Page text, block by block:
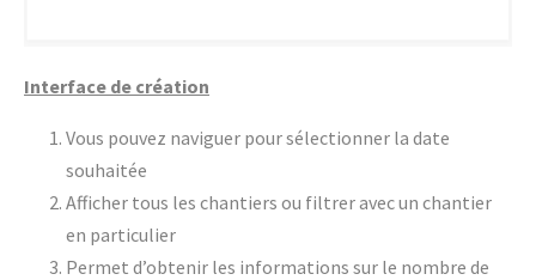
Interface de création
Vous pouvez naviguer pour sélectionner la date
souhaitée
Afficher tous les chantiers ou filtrer avec un chantier
en particulier
Permet d’obtenir les informations sur le nombre de